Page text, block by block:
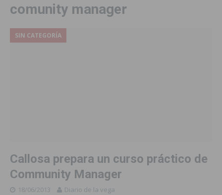
comunity manager
SIN CATEGORÍA
Callosa prepara un curso práctico de
Community Manager
18/06/2013 Diario de la vega